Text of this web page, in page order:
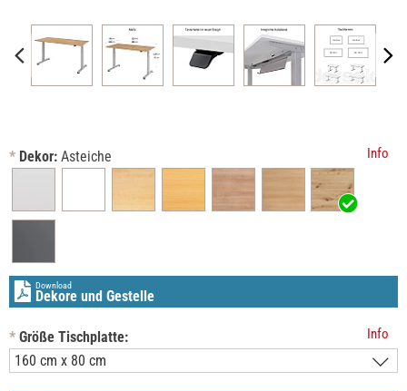
* Dekor: Asteiche Info
Download
Dekore und Gestelle
* Größe Tischplatte: Info